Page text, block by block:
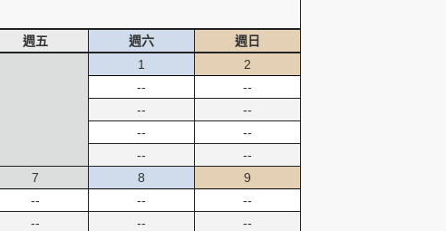
週五 週六
週日
1
--
--
--
--
2
--
--
--
--
7
--
--
8
--
--
9
--
--